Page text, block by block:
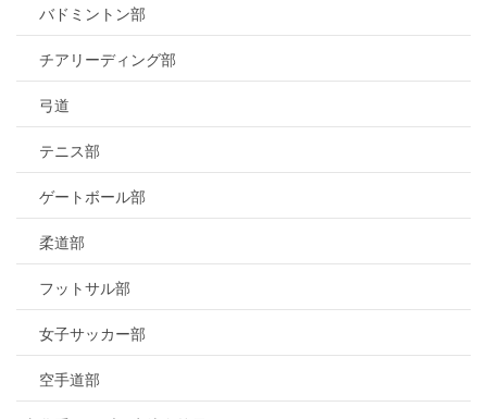
バドミントン部
チアリーディング部
弓道
テニス部
ゲートボール部
柔道部
フットサル部
女子サッカー部
空手道部